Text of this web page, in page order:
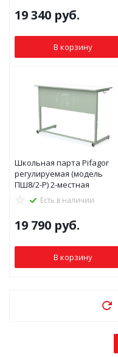
19 340 руб.
В корзину
Школьная парта Pifagor
регулируемая (модель
ПШ8/2-Р) 2-местная
Есть в наличии
19 790 руб.
В корзину